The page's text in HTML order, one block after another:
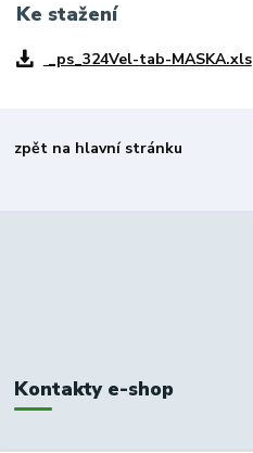
Ke stažení
_ps_324Vel-tab-MASKA.xls
zpět na hlavní stránku
Kontakty e-shop